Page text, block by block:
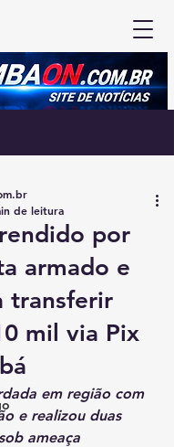
por
armado e
transferir
mil via Pix
de leitura
em região com
e realizou duas
ameaça